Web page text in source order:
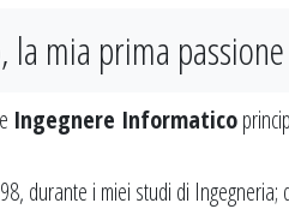
la mia prima passione
Ingegnere Informatico
durante i miei studi di